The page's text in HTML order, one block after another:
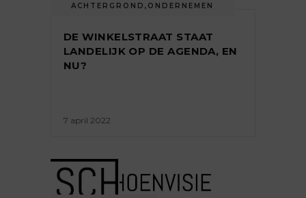
ACHTERGROND , ONDERNEMEN
DE WINKELSTRAAT STAAT
LANDELIJK OP DE AGENDA, EN
NU?
7 april 2022